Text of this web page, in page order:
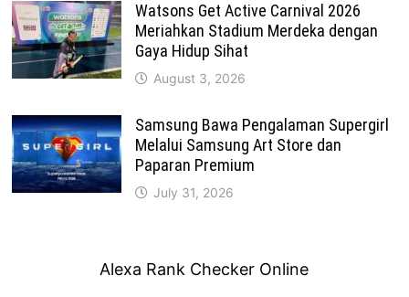
Watsons Get Active Carnival 2026
Meriahkan Stadium Merdeka dengan
Gaya Hidup Sihat
August 3, 2026
Samsung Bawa Pengalaman Supergirl
Melalui Samsung Art Store dan
Paparan Premium
July 31, 2026
Alexa Rank Checker Online